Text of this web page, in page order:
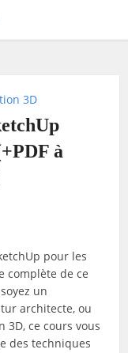
3D
à
pour les
complète de ce
un
architecte, ou
ce cours vous
des techniques